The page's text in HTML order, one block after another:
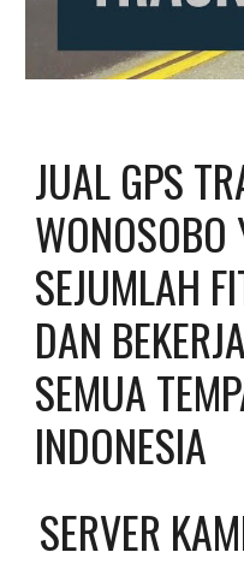
JUAL GPS
WONOSOBO
SEJUMLAH
DAN
SEMUA
INDONESIA
SERVER